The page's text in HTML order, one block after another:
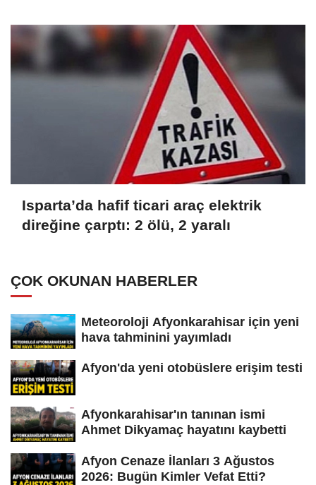
Isparta’da hafif ticari araç elektrik
direğine çarptı: 2 ölü, 2 yaralı
ÇOK OKUNAN HABERLER
Meteoroloji Afyonkarahisar için yeni
hava tahminini yayımladı
Afyon'da yeni otobüslere erişim testi
Afyonkarahisar'ın tanınan ismi
Ahmet Dikyamaç hayatını kaybetti
Afyon Cenaze İlanları 3 Ağustos
2026: Bugün Kimler Vefat Etti?